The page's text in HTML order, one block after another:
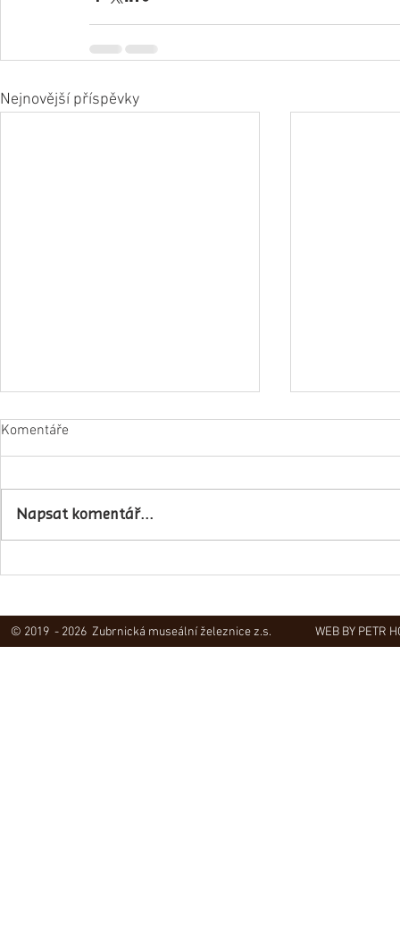
Nejnovější příspěvky
Komentáře
Napsat komentář...
© 2019 - 2026 Zubrnická museální železnice z.s. WEB BY